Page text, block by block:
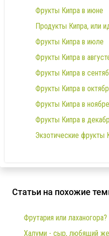
Фрукты Кипра в июне
Продукты Кипра, или
Фрукты Кипра в июле
Фрукты Кипра в
Фрукты Кипра в
Фрукты Кипра в
Фрукты Кипра в ноябре
Фрукты Кипра в
Экзотические фрукты
Статьи на похожие
Фрутария или лаханогора?
Халуми - сыр, любящий